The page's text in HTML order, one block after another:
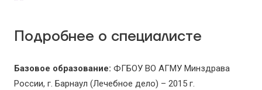
Подробнее о специалисте
Базовое образование: ФГБОУ ВО АГМУ Минздрава
России, г. Барнаул (Лечебное дело) – 2015 г.